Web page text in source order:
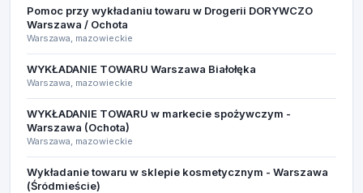
Pomoc przy wykładaniu towaru w Drogerii DORYWCZO
Warszawa / Ochota
Warszawa, mazowieckie
WYKŁADANIE TOWARU Warszawa Białołęka
Warszawa, mazowieckie
WYKŁADANIE TOWARU w markecie spożywczym -
Warszawa (Ochota)
Warszawa, mazowieckie
Wykładanie towaru w sklepie kosmetycznym - Warszawa
(Śródmieście)